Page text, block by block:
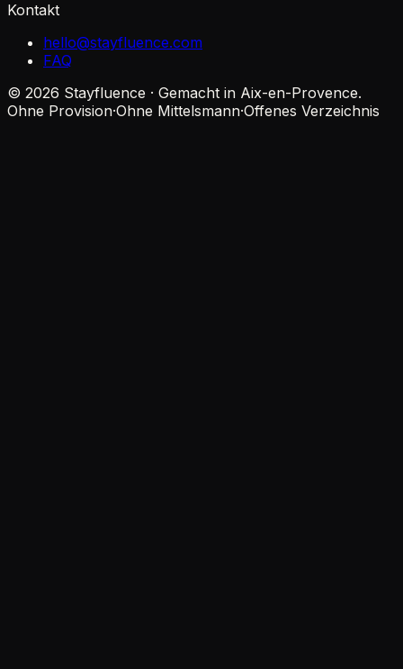
Kontakt
hello@stayfluence.com
FAQ
© 2026 Stayfluence · Gemacht in Aix-en-Provence.
Ohne Provision·Ohne Mittelsmann·Offenes Verzeichnis